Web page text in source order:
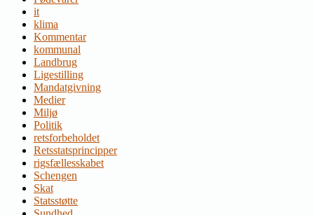
it
klima
Kommentar
kommunal
Landbrug
Ligestilling
Mandatgivning
Medier
Miljø
Politik
retsforbeholdet
Retsstatsprincipper
rigsfællesskabet
Schengen
Skat
Statsstøtte